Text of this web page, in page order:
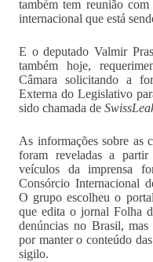
também tem reunião com
internacional que está
E o deputado Valmir
também hoje,
Câmara solicitando a
Externa do Legislativo
sido chamada de
As informações sobre as
foram reveladas a
veículos da imprensa
Consórcio Internacional
O grupo escolheu o
que edita o jornal Folha
denúncias no Brasil,
por manter o conteúdo
sigilo.